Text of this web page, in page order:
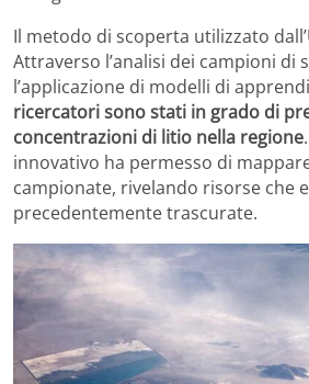
Il metodo di scoperta utilizzato
Attraverso l’analisi dei campioni di
l’applicazione di modelli di
ricercatori sono stati in grado di
concentrazioni di litio nella regione
innovativo ha permesso di
campionate, rivelando risorse che
precedentemente trascurate.